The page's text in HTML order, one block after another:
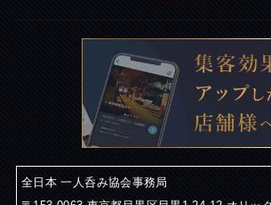
全日本 一人呑み協会事務局